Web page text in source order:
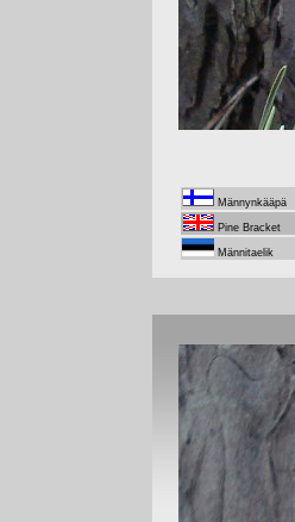
Männynkääpä
Pine Bracket
Männitaelik